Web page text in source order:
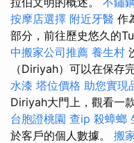
按摩店選擇 附近牙醫 作
部分，前往歷史悠久的
中搬家公司推薦 養生村
（Diriyah）可以在保存
水漆 塔位價格 助您實現
Diriyah大門上，觀看一
台胞證桃園 查ip 殺蟑螂
於客戶的個人數據。 搬